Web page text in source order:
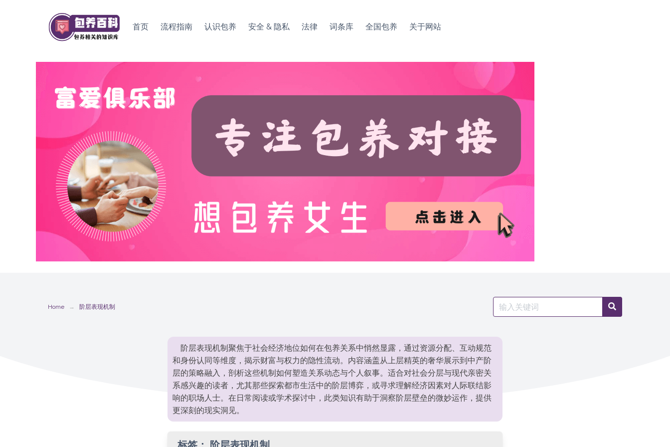
首页 流程指南 认识包养 安全 & 隐私 法律 词条库 全国包养 关于网站
Home 阶层表现机制
Search
for:
Search
阶层表现机制聚焦于社会经济地位如何在包养关系中悄然显露，通过资源分配、互动规范
和身份认同等维度，揭示财富与权力的隐性流动。内容涵盖从上层精英的奢华展示到中产阶
层的策略融入，剖析这些机制如何塑造关系动态与个人叙事。适合对社会分层与现代亲密关
系感兴趣的读者，尤其那些探索都市生活中的阶层博弈，或寻求理解经济因素对人际联结影
响的职场人士。在日常阅读或学术探讨中，此类知识有助于洞察阶层壁垒的微妙运作，提供
更深刻的现实洞见。